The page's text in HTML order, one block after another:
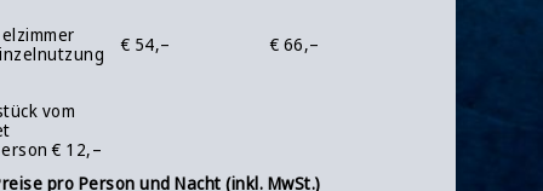
€ 54,– € 66,–
vom
€ 12,–
pro Person und Nacht (inkl. MwSt.)